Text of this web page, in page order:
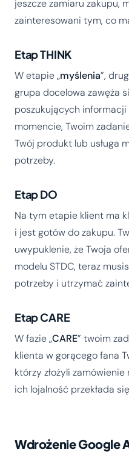
jeszcze zamiaru zakupu,
zainteresowani tym, co
Etap THINK
W etapie „myślenia”,
grupa docelowa zawęża
poszukujących
momencie, Twoim
Twój produkt lub usługa
potrzeby.
Etap DO
Na tym etapie klient ma
i jest gotów do zakupu.
uwypuklenie, że Twoja
modelu STDC, teraz
potrzeby i utrzymać
Etap CARE
W fazie „CARE” twoim
klienta w gorącego fana
którzy złożyli
ich lojalność przekłada
Wdrożenie Google